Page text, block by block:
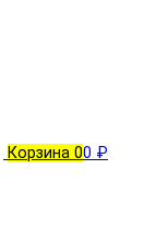
Корзина 00 ₽